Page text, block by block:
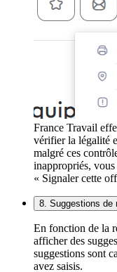
France Travail
vérifier la légalité
malgré ces
inappropriés,
« Signaler cette
8. Suggestions de
En fonction de la
afficher des
suggestions sont
avez saisis.